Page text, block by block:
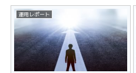
運用レポート